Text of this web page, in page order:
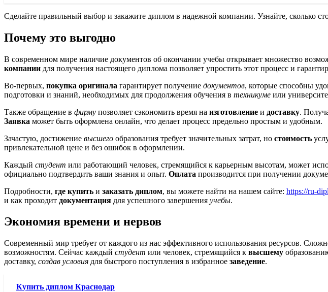
Сделайте правильный выбор и закажите диплом в надежной компании. Узнайте, сколько
Почему это выгодно
В современном мире наличие документов об окончании учебы открывает множество
компании для получения настоящего диплома позволяет упростить этот процесс и
Во-первых, покупка оригинала гарантирует получение документов, которые способны
подготовки и знаний, необходимых для продолжения обучения в техникуме или
Также обращение в фирму позволяет сэкономить время на изготовление и доставку.
Заявка может быть оформлена онлайн, что делает процесс предельно простым и удобным.
Зачастую, достижение высшего образования требует значительных затрат, но стоимость
привлекательной цене и без ошибок в оформлении.
Каждый студент или работающий человек, стремящийся к карьерным высотам, может
официально подтвердить ваши знания и опыт. Оплата производится при получении
Подробности, где купить и заказать диплом, вы можете найти на нашем сайте: https://ru-
и как проходит документация для успешного завершения учебы.
Экономия времени и нервов
Современный мир требует от каждого из нас эффективного использования ресурсов.
возможностям. Сейчас каждый студент или человек, стремящийся к высшему
доставку, создав условия для быстрого поступления в избранное заведение.
Купить диплом Краснодар